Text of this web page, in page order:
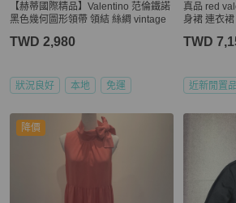
【赫蒂國際精品】Valentino 范倫鐵諾
黑色幾何圖形領帶 領結 絲綢 vintage
TWD 2,980
狀況良好 本地 免運
真品 red
身裙 連衣
TWD
近新閒置品
降價